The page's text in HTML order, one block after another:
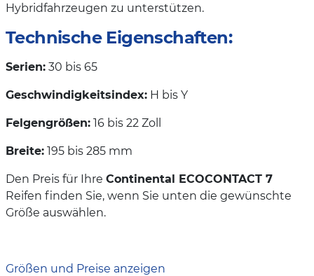
Hybridfahrzeugen zu unterstützen.
Technische Eigenschaften:
Serien: 30 bis 65
Geschwindigkeitsindex: H bis Y
Felgengrößen: 16 bis 22 Zoll
Breite: 195 bis 285 mm
Den Preis für Ihre Continental ECOCONTACT 7
Reifen finden Sie, wenn Sie unten die gewünschte
Größe auswählen.
Größen und Preise anzeigen